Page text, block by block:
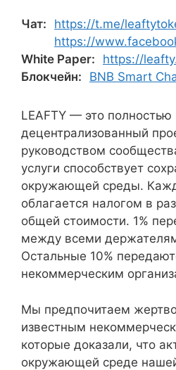
Чат: https://t.me/
https://
White Paper:
https://
Блокчейн:
BNB Smart
LEAFTY — это полностью
децентрализованный
руководством
услуги способствует
окружающей среды.
облагается налогом в
общей стоимости. 1%
между всеми
Остальные 10%
некоммерческим
Мы предпочитаем
известным
которые доказали, что
окружающей среде